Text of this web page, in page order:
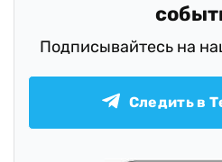
Подписывайтесь на
Следить в